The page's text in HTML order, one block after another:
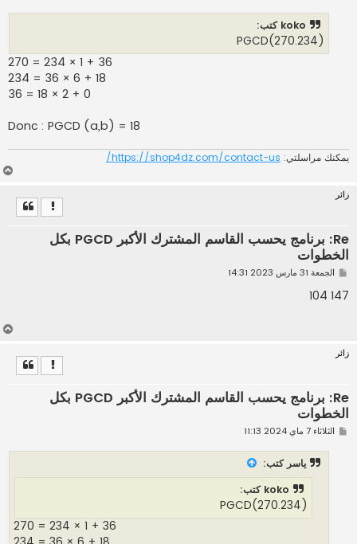
koko كتب:
(PGCD(270.234
270 = 234 × 1 + 36
234 = 36 × 6 + 18
36 = 18 × 2 + 0
Donc : PGCD (a,b) = 18
يمكنك مراسلتي: https://shop4dz.com/contact-us/
زائر
Re: برنامج يحسب القاسم المشترك الأكبر PGCD بكل
الخطوات
م
ا
ر
الجمعة 31 مارس 2023 14:31
147 104
زائر
Re: برنامج يحسب القاسم المشترك الأكبر PGCD بكل
الخطوات
مالثلاثاء 7 ماي 2024 11:13
ياسر كتب:
koko كتب:
(PGCD(270.234
270 = 234 × 1 + 36